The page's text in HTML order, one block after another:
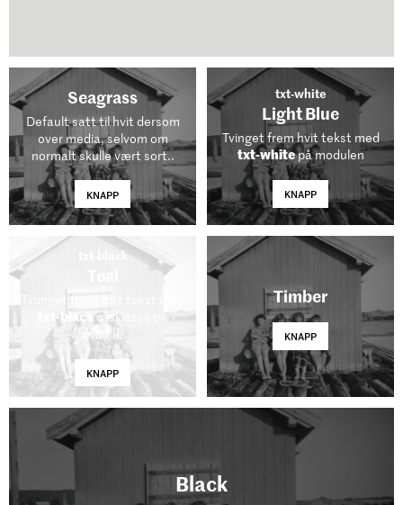
Seagrass
Default satt til hvit dersom
over media, selvom om
normalt skulle vært sort..
KNAPP
txt-white
Light Blue
Tvinget frem hvit tekst med
txt-whitepå modulen
KNAPP
txt-black
Tvunget frem sort tekst med
txt-blackcssklasse på
modul.
KNAPP
Timber
KNAPP
Black